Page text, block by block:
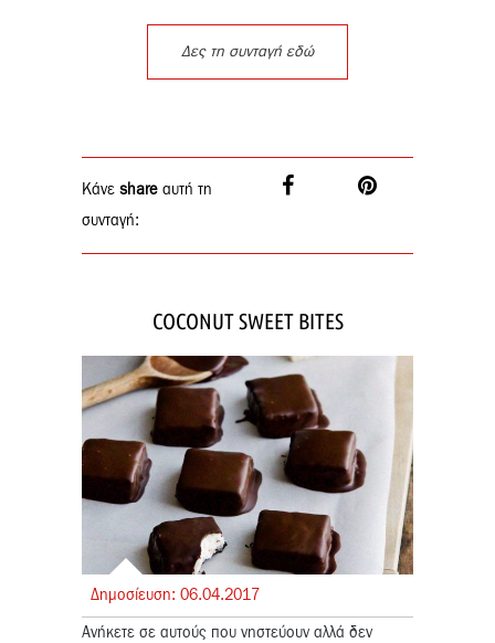
Δες τη συνταγή εδώ
Κάνε share αυτή τη
συνταγή:
COCONUT SWEET BITES
Δημοσίευση: 06.04.2017
Ανήκετε σε αυτούς που νηστεύουν αλλά δεν